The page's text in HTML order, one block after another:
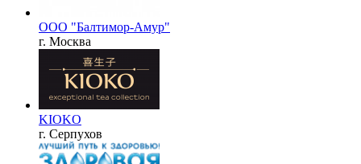
ООО "Балтимор-Амур"
г. Москва
KIOKO
г. Серпухов